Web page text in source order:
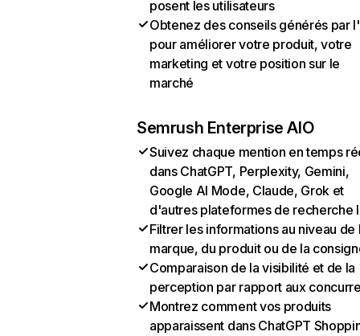
posent les utilisateurs
Obtenez des conseils générés par
pour améliorer votre produit, votre
marketing et votre position sur le
marché
Semrush Enterprise AIO
Suivez chaque mention en temps
dans ChatGPT, Perplexity, Gemini,
Google AI Mode, Claude, Grok et
d'autres plateformes de recherche
Filtrer les informations au niveau de
marque, du produit ou de la
Comparaison de la visibilité et de la
perception par rapport aux
Montrez comment vos produits
apparaissent dans ChatGPT